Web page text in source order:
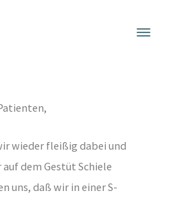
wieder fleißig dabei und
dem Gestüt Schiele
uns, daß wir in einer S-